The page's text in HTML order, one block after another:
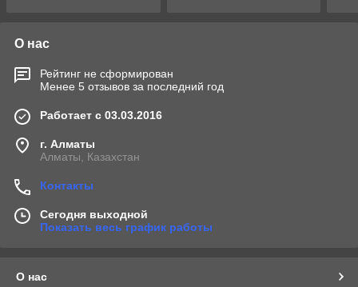
О нас
Рейтинг не сформирован
Менее 5 отзывов за последний год
Работает с 03.03.2016
г. Алматы
Алматы, Казахстан
Контакты
Сегодня выходной
Показать весь график работы
О нас